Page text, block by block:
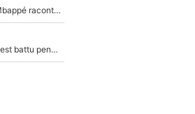
«Je ne sais pas pourquoi j’ai dit ça...» : Kylian Mbappé raconte sa première rencontre avec Zinédine Zidane (et c’est très drôle)
Départ de Roberto De Zerbi - Medhi Benatia s'est battu pendant six mois pour le retenir à l'OM, le PSG a été le naufrage de trop : «Je pars avec toi»